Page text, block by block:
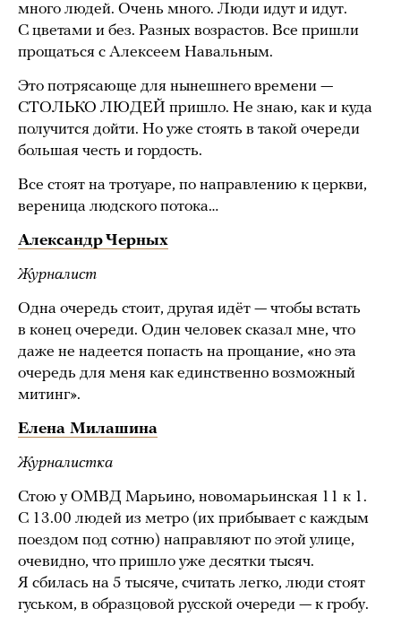
много людей. Очень много. Люди идут и идут.
С цветами и без. Разных возрастов. Все пришли
прощаться с Алексеем Навальным.
Это потрясающе для нынешнего времени —
СТОЛЬКО ЛЮДЕЙ пришло. Не знаю, как и куда
получится дойти. Но уже стоять в такой очереди
большая честь и гордость.
Все стоят на тротуаре, по направлению к церкви,
вереница людского потока…
Александр Черных
Журналист
Одна очередь стоит, другая идёт — чтобы встать
в конец очереди. Один человек сказал мне, что
даже не надеется попасть на прощание, «но эта
очередь для меня как единственно возможный
митинг».
Елена Милашина
Журналистка
Стою у ОМВД Марьино, новомарьинская 11 к 1.
С 13.00 людей из метро (их прибывает с каждым
поездом под сотню) направляют по этой улице,
очевидно, что пришло уже десятки тысяч.
Я сбилась на 5 тысяче, считать легко, люди стоят
гуськом, в образцовой русской очереди — к гробу.